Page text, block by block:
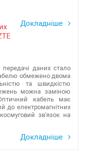
Докладніше
даних стало
обмежено двома
та швидкістю
можна заміною
кабель має
до електромагнітних
зв'язок на
Докладніше